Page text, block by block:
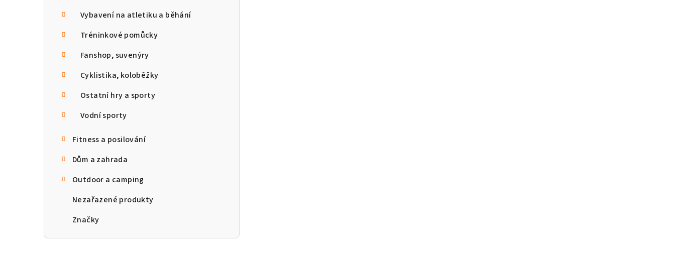
Vybavení na atletiku a běhání
Tréninkové pomůcky
Fanshop, suvenýry
Cyklistika, koloběžky
Ostatní hry a sporty
Vodní sporty
Fitness a posilování
Dům a zahrada
Outdoor a camping
Nezařazené produkty
Značky